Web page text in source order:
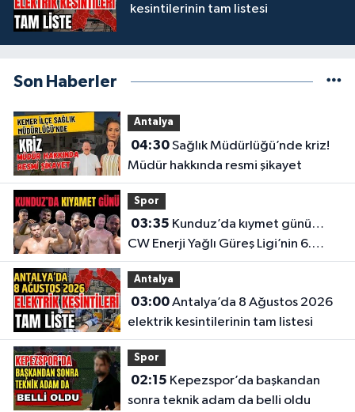
kesintilerinin tam listesi
Son Haberler
Antalya
04:30Sağlık Müdürlüğü’nde kriz!
Müdür hakkında resmi şikayet
Spor
03:35
CW Enerji Yağlı Güreş Ligi’nin 6.
Etabı öncesi nefesler tutuldu
Antalya
03:00Antalya’da 8 Ağustos 2026
elektrik kesintilerinin tam listesi
Spor
02:15
sonra teknik adam da belli oldu